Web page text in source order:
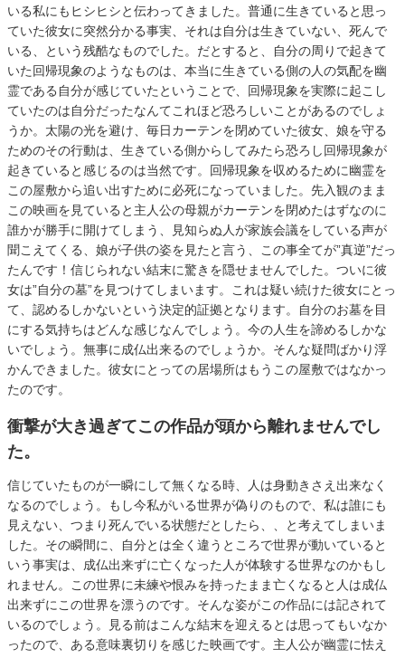
いる私にもヒシヒシと伝わってきました。普通に生きていると思っ
ていた彼女に突然分かる事実、それは自分は生きていない、死んで
いる、という残酷なものでした。だとすると、自分の周りで起きて
いた回帰現象のようなものは、本当に生きている側の人の気配を幽
霊である自分が感じていたということで、回帰現象を実際に起こし
ていたのは自分だったなんてこれほど恐ろしいことがあるのでしょ
うか。太陽の光を避け、毎日カーテンを閉めていた彼女、娘を守る
ためのその行動は、生きている側からしてみたら恐ろし回帰現象が
起きていると感じるのは当然です。回帰現象を収めるために幽霊を
この屋敷から追い出すために必死になっていました。先入観のまま
この映画を見ていると主人公の母親がカーテンを閉めたはずなのに
誰かが勝手に開けてしまう、見知らぬ人が家族会議をしている声が
聞こえてくる、娘が子供の姿を見たと言う、この事全てが”真逆”だっ
たんです！信じられない結末に驚きを隠せませんでした。ついに彼
女は”自分の墓”を見つけてしまいます。これは疑い続けた彼女にとっ
て、認めるしかないという決定的証拠となります。自分のお墓を目
にする気持ちはどんな感じなんでしょう。今の人生を諦めるしかな
いでしょう。無事に成仏出来るのでしょうか。そんな疑問ばかり浮
かんできました。彼女にとっての居場所はもうこの屋敷ではなかっ
たのです。
衝撃が大き過ぎてこの作品が頭から離れませんでし
た。
信じていたものが一瞬にして無くなる時、人は身動きさえ出来なく
なるのでしょう。もし今私がいる世界が偽りのもので、私は誰にも
見えない、つまり死んでいる状態だとしたら、、と考えてしまいま
した。その瞬間に、自分とは全く違うところで世界が動いていると
いう事実は、成仏出来ずに亡くなった人が体験する世界なのかもし
れません。この世界に未練や恨みを持ったまま亡くなると人は成仏
出来ずにこの世界を漂うのです。そんな姿がこの作品には記されて
いるのでしょう。見る前はこんな結末を迎えるとは思ってもいなか
ったので、ある意味裏切りを感じた映画です。主人公が幽霊に怯え